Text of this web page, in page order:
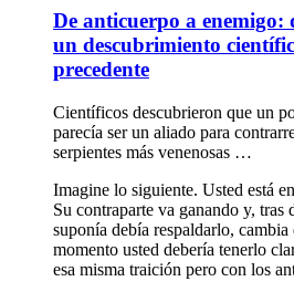
De anticuerpo a enemigo:
un descubrimiento
precedente
Científicos descubrieron que un
parecía ser un aliado para
serpientes más venenosas …
Imagine lo siguiente. Usted está
Su contraparte va ganando y, tras
suponía debía respaldarlo, cambia
momento usted debería tenerlo
esa misma traición pero con los